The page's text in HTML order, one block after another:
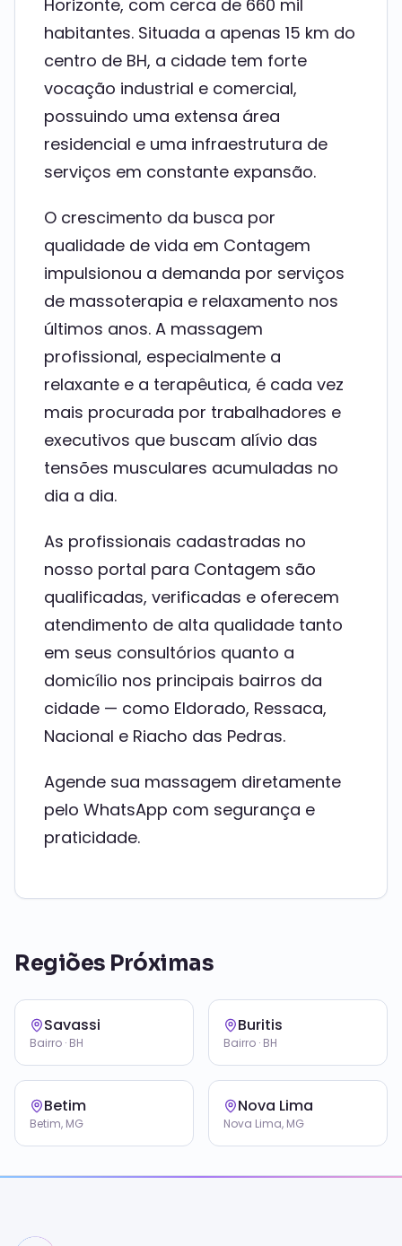
Horizonte, com cerca de 660 mil
habitantes. Situada a apenas 15 km do
centro de BH, a cidade tem forte
vocação industrial e comercial,
possuindo uma extensa área
residencial e uma infraestrutura de
serviços em constante expansão.
O crescimento da busca por
qualidade de vida em Contagem
impulsionou a demanda por serviços
de massoterapia e relaxamento nos
últimos anos. A massagem
profissional, especialmente a
relaxante e a terapêutica, é cada vez
mais procurada por trabalhadores e
executivos que buscam alívio das
tensões musculares acumuladas no
dia a dia.
As profissionais cadastradas no
nosso portal para Contagem são
qualificadas, verificadas e oferecem
atendimento de alta qualidade tanto
em seus consultórios quanto a
domicílio nos principais bairros da
cidade — como Eldorado, Ressaca,
Nacional e Riacho das Pedras.
Agende sua massagem diretamente
pelo WhatsApp com segurança e
praticidade.
Regiões Próximas
Savassi
Bairro · BH
Buritis
Bairro · BH
Betim
Betim, MG
Nova Lima
Nova Lima, MG